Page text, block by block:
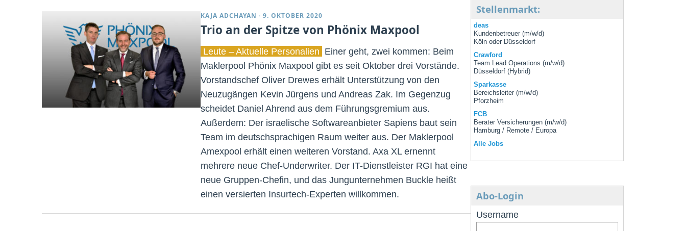
KAJA ADCHAYAN · 9. OKTOBER 2020
Trio an der Spitze von Phönix Maxpool
Leute – Aktuelle Personalien Einer geht, zwei kommen: Beim
Maklerpool Phönix Maxpool gibt es seit Oktober drei Vorstände.
Vorstandschef Oliver Drewes erhält Unterstützung von den
Neuzugängen Kevin Jürgens und Andreas Zak. Im Gegenzug
scheidet Daniel Ahrend aus dem Führungsgremium aus.
Außerdem: Der israelische Softwareanbieter Sapiens baut sein
Team im deutschsprachigen Raum weiter aus. Der Maklerpool
Amexpool erhält einen weiteren Vorstand. Axa XL ernennt
mehrere neue Chef-Underwriter. Der IT-Dienstleister RGI hat eine
neue Gruppen-Chefin, und das Jungunternehmen Buckle heißt
einen versierten Insurtech-Experten willkommen.
Stellenmarkt:
deas
Kundenbetreuer (m/w/d)
Köln oder Düsseldorf
Crawford
Team Lead Operations (m/w/d)
Düsseldorf (Hybrid)
Sparkasse
Bereichsleiter (m/w/d)
Pforzheim
FCB
Berater Versicherungen (m/w/d)
Hamburg / Remote / Europa
Alle Jobs
Abo-Login
Username